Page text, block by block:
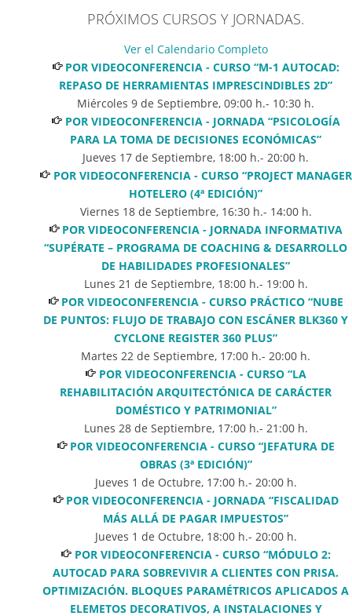
PRÓXIMOS CURSOS Y JORNADAS.
Ver el Calendario Completo
POR VIDEOCONFERENCIA - CURSO “M-1 AUTOCAD:
REPASO DE HERRAMIENTAS IMPRESCINDIBLES 2D”
Miércoles 9 de Septiembre, 09:00 h.- 10:30 h.
POR VIDEOCONFERENCIA - JORNADA “PSICOLOGÍA
PARA LA TOMA DE DECISIONES ECONÓMICAS”
Jueves 17 de Septiembre, 18:00 h.- 20:00 h.
POR VIDEOCONFERENCIA - CURSO “PROJECT MANAGER
HOTELERO (4ª EDICIÓN)”
Viernes 18 de Septiembre, 16:30h.- 14:00h.
POR VIDEOCONFERENCIA - JORNADA INFORMATIVA
“SUPÉRATE – PROGRAMA DE COACHING & DESARROLLO
DE HABILIDADES PROFESIONALES”
Lunes 21 de Septiembre, 18:00h.- 19:00h.
POR VIDEOCONFERENCIA - CURSO PRÁCTICO “NUBE
DE PUNTOS: FLUJO DE TRABAJO CON ESCÁNER BLK360 Y
CYCLONE REGISTER 360 PLUS”
Martes 22 de Septiembre, 17:00 h.- 20:00 h.
POR VIDEOCONFERENCIA - CURSO “LA
REHABILITACIÓN ARQUITECTÓNICA DE CARÁCTER
DOMÉSTICO Y PATRIMONIAL”
Lunes 28 de Septiembre, 17:00h.- 21:00h.
POR VIDEOCONFERENCIA - CURSO “JEFATURA DE
OBRAS (3ª EDICIÓN)”
Jueves 1 de Octubre, 17:00h.- 20:00h.
POR VIDEOCONFERENCIA - JORNADA “FISCALIDAD
MÁS ALLÁ DE PAGAR IMPUESTOS”
Jueves 1 de Octubre, 18:00h.- 20:00h.
POR VIDEOCONFERENCIA - CURSO “MÓDULO 2:
AUTOCAD PARA SOBREVIVIR A CLIENTES CON PRISA.
OPTIMIZACIÓN. BLOQUES PARAMÉTRICOS APLICADOS A
ELEMETOS DECORATIVOS, A INSTALACIONES Y